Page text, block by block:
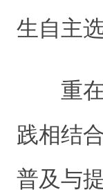
生自主
重
践相结
普及与